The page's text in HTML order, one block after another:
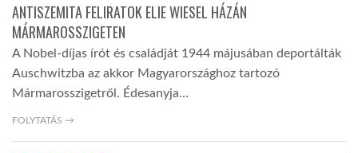
LINKTR.EE
GLOBOZSARU
ANTISZEMITA FELIRATOK ELIE WIESEL HÁZÁN
MÁRMAROSSZIGETEN
A Nobel-díjas írót és családját 1944 májusában deportálták
Auschwitzba az akkor Magyarországhoz tartozó
Mármarosszigetről. Édesanyja…
FOLYTATÁS →